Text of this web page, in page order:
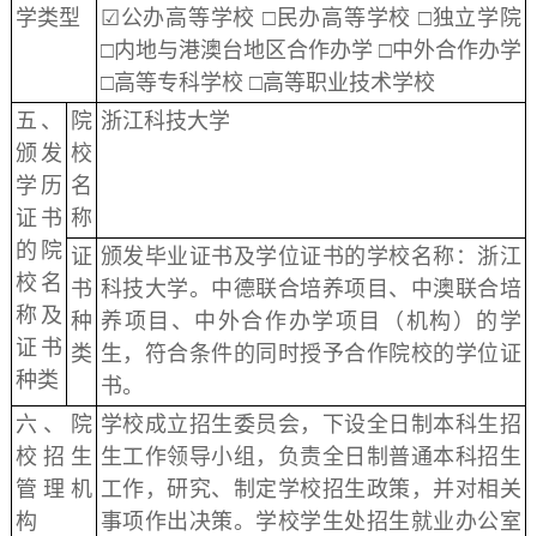
学类型
☑公办高等学校 □民办高等学校 □独立学院
□内地与港澳台地区合作办学 □中外合作办学
□高等专科学校 □高等职业技术学校
五、
颁发
学历
证书
的院
校名
称及
证书
种类
院
校
名
称
浙江科技大学
证
书
种
类
颁发毕业证书及学位证书的学校名称：浙江
科技大学。中德联合培养项目、中澳联合培
养项目、中外合作办学项目（机构）的学
生，符合条件的同时授予合作院校的学位证
书。
六、院
校招生
管理机
构
学校成立招生委员会，下设全日制本科生招
生工作领导小组，负责全日制普通本科招生
工作，研究、制定学校招生政策，并对相关
事项作出决策。学校学生处招生就业办公室